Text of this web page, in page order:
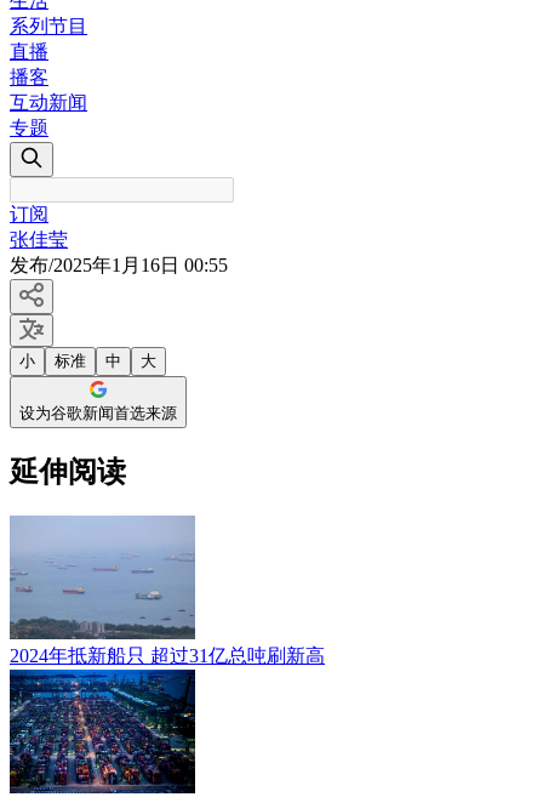
系列节目
直播
播客
互动新闻
专题
订阅
张佳莹
发布/2025年1月16日 00:55
小 标准 中 大
设为谷歌新闻首选来源
延伸阅读
2024年抵新船只 超过31亿总吨刷新高